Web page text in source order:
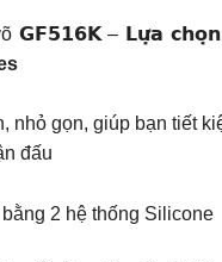
𝗚𝗙𝟱𝟭𝟲𝗞 – 𝗟𝘂̛̣𝗮 𝗰𝗵𝗼̣𝗻
nhỏ gọn, giúp bạn tiết
đấu
2 hệ thống Silicone